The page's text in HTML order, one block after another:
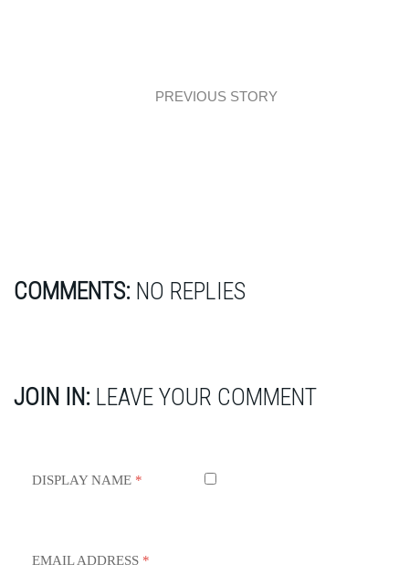
PREVIOUS STORY
COMMENTS: NO REPLIES
JOIN IN: LEAVE YOUR COMMENT
DISPLAY NAME *
EMAIL ADDRESS *